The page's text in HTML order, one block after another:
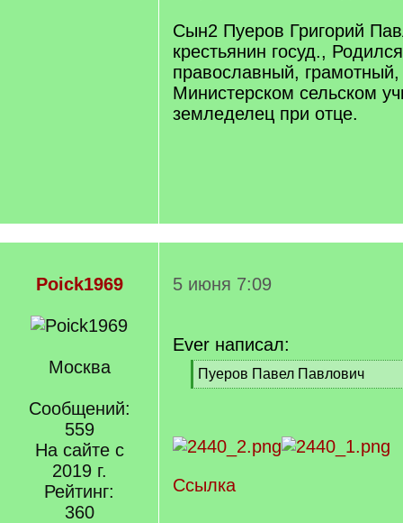
Сын2 Пуеров Григорий
крестьянин госуд.,
православный, грамотный,
Министерском сельском
земледелец при отце.
Poick1969
Москва
Сообщений:
559
На сайте с
2019 г.
Рейтинг:
360
5 июня 7:09
Ever написал:
[
q
Пуеров Павел Павлович
[
Ссылка